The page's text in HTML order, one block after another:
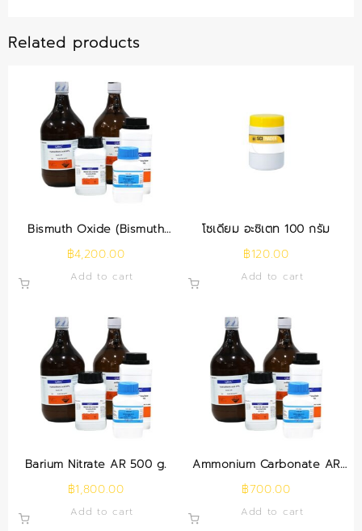
Related products
Bismuth Oxide (Bismuth
Trioxide) 500 g.
฿4,200.00
Add to cart
โซเดียม อะซิเตท 100 กรัม
฿120.00
Add to cart
Barium Nitrate AR 500 g.
฿1,800.00
Add to cart
Ammonium Carbonate AR
500 g.
฿700.00
Add to cart